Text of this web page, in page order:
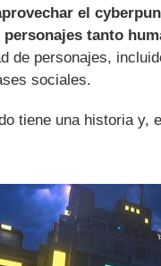
el
personajes tanto
de personajes,
sociales.
tiene una historia y,